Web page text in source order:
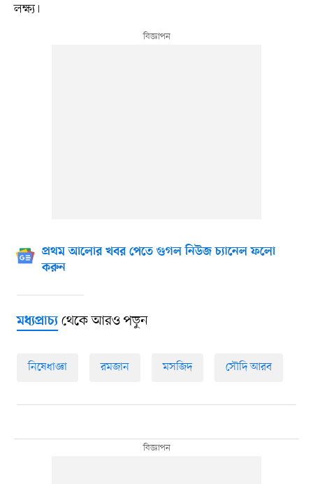
লক্ষ্য।
প্রথম আলোর খবর পেতে গুগল নিউজ চ্যানেল ফলো
করুন
মধ্যপ্রাচ্যথেকে আরও পড়ুন
নিষেধাজ্ঞা রমজান মসজিদ সৌদি আরব